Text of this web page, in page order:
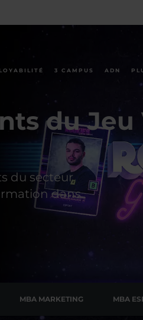
3 CAMPUS ADN
du
du secteur
dans
MBA MARKETING MBA